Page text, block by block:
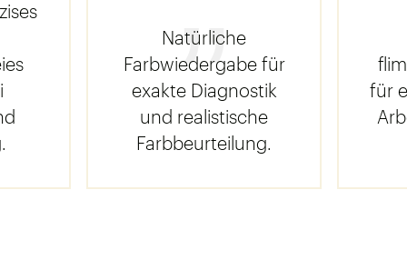
Natürliche
Farbwiedergabe für
exakte Diagnostik
und realistische
Farbbeurteilung.
für